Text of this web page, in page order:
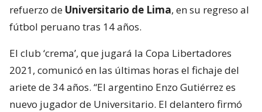
refuerzo de Universitario de Lima, en su regreso al
fútbol peruano tras 14 años.
El club ‘crema’, que jugará la Copa Libertadores
2021, comunicó en las últimas horas el fichaje del
ariete de 34 años. “El argentino Enzo Gutiérrez es
nuevo jugador de Universitario. El delantero firmó